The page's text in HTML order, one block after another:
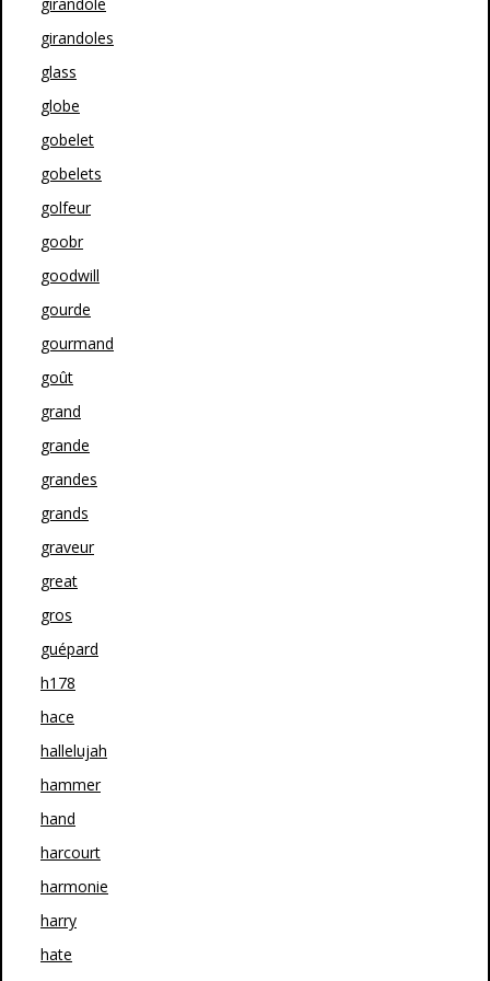
girandoles
glass
globe
gobelet
gobelets
golfeur
goobr
goodwill
gourde
gourmand
goût
grand
grande
grandes
grands
graveur
great
gros
guépard
h178
hace
hallelujah
hammer
hand
harcourt
harmonie
harry
hate